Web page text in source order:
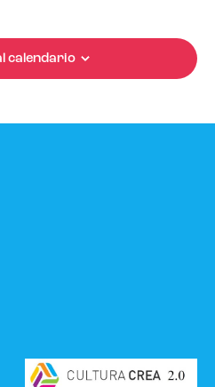
calendario